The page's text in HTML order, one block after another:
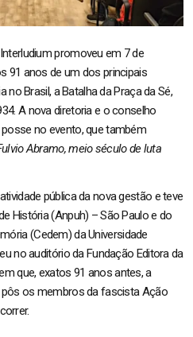
promoveu em 7 de
91 anos de um dos principais
Brasil, a Batalha da Praça da Sé,
A nova diretoria e o conselho
no evento, que também
Abramo, meio século de luta
pública da nova gestão e teve
História (Anpuh) – São Paulo e do
(Cedem) da Universidade
no auditório da Fundação Editora da
que, exatos 91 anos antes, a
pôs os membros da fascista Ação